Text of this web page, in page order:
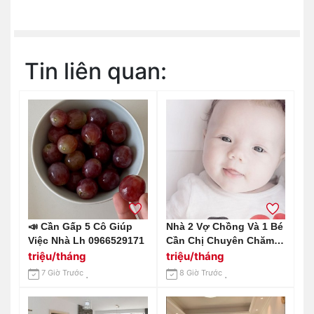
Tin liên quan:
📣 Cần Gấp 5 Cô Giúp
Việc Nhà Lh 0966529171
triệu/tháng
7 Giờ Trước
Nhà 2 Vợ Chồng Và 1 Bé
Cần Chị Chuyên Chăm
Bé Trên Đường An
Dương Vương Q6
Lương Cao Đây Ạ.
triệu/tháng
8 Giờ Trước